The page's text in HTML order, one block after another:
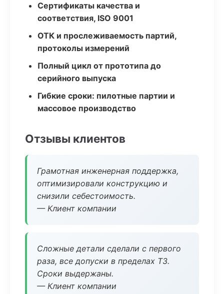
Сертификаты качества и
соответствия, ISO 9001
ОТК и прослеживаемость партий,
протоколы измерений
Полный цикл от прототипа до
серийного выпуска
Гибкие сроки: пилотные партии и
массовое производство
Отзывы клиентов
Грамотная инженерная поддержка,
оптимизировали конструкцию и
снизили себестоимость.
— Клиент компании
Сложные детали сделали с первого
раза, все допуски в пределах ТЗ.
Сроки выдержаны.
— Клиент компании